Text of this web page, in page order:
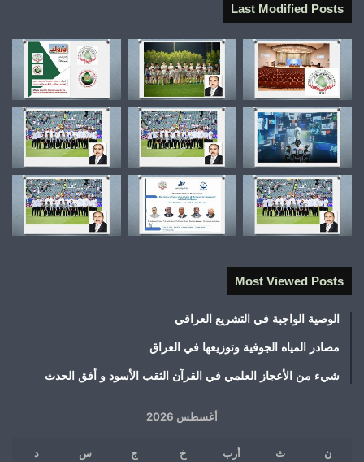
Last Modified Posts
Most Viewed Posts
الوصية الواجبة في التشريع العراقي
مصادر المياه الجوفية وتوزيعها في العراق
شيء من الأعجاز العلمي في القرآن الثقب الأسود و أفق الحدث
أغسطس 2026
ن ث أرب خ ج س د